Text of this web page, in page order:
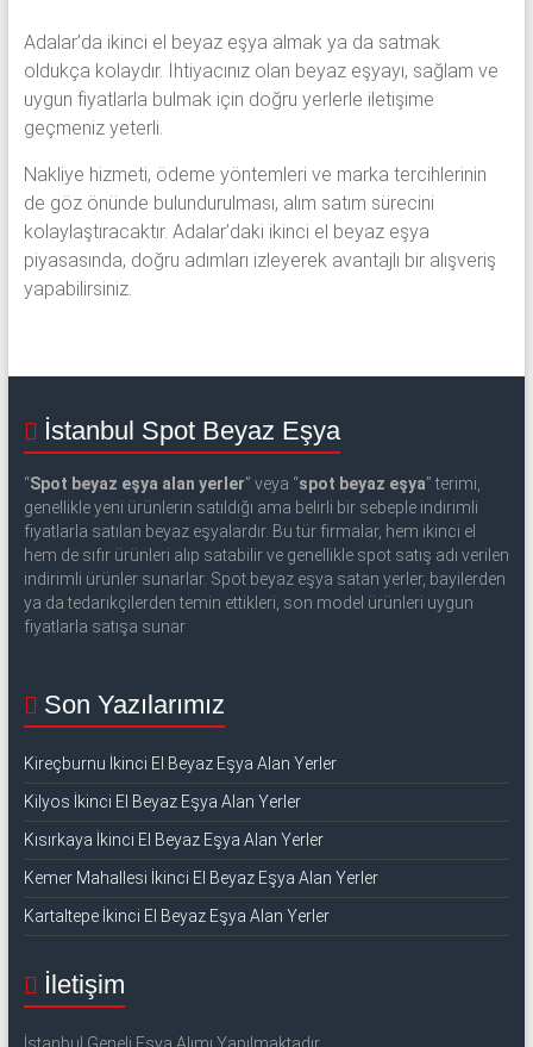
Adalar’da ikinci el beyaz eşya almak ya da satmak
oldukça kolaydır. İhtiyacınız olan beyaz eşyayı, sağlam ve
uygun fiyatlarla bulmak için doğru yerlerle iletişime
geçmeniz yeterli.
Nakliye hizmeti, ödeme yöntemleri ve marka tercihlerinin
de göz önünde bulundurulması, alım satım sürecini
kolaylaştıracaktır. Adalar’daki ikinci el beyaz eşya
piyasasında, doğru adımları izleyerek avantajlı bir alışveriş
yapabilirsiniz.
İstanbul Spot Beyaz Eşya
“Spot beyaz eşya alan yerler” veya “spot beyaz eşya” terimi,
genellikle yeni ürünlerin satıldığı ama belirli bir sebeple indirimli
fiyatlarla satılan beyaz eşyalardır. Bu tür firmalar, hem ikinci el
hem de sıfır ürünleri alıp satabilir ve genellikle spot satış adı verilen
indirimli ürünler sunarlar. Spot beyaz eşya satan yerler, bayilerden
ya da tedarikçilerden temin ettikleri, son model ürünleri uygun
fiyatlarla satışa sunar
Son Yazılarımız
Kireçburnu İkinci El Beyaz Eşya Alan Yerler
Kilyos İkinci El Beyaz Eşya Alan Yerler
Kısırkaya İkinci El Beyaz Eşya Alan Yerler
Kemer Mahallesi İkinci El Beyaz Eşya Alan Yerler
Kartaltepe İkinci El Beyaz Eşya Alan Yerler
İletişim